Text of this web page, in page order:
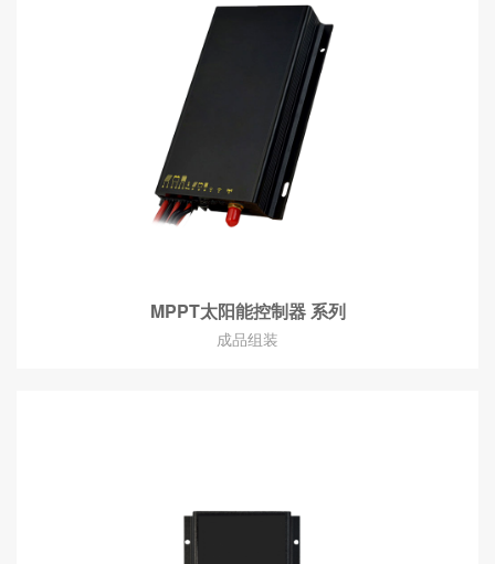
MPPT太阳能控制器 系列
成品组装